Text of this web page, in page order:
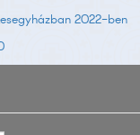
2022-ben